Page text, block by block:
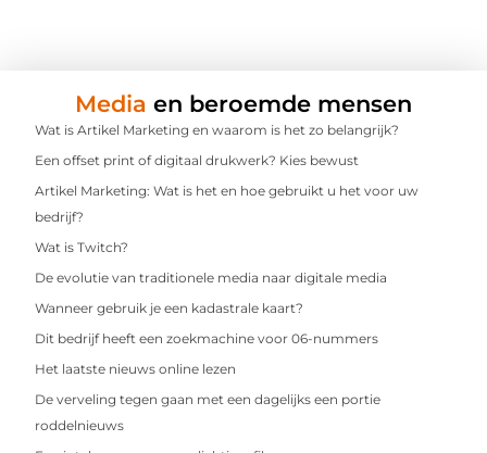
Media en beroemde mensen
Wat is Artikel Marketing en waarom is het zo belangrijk?
Een offset print of digitaal drukwerk? Kies bewust
Artikel Marketing: Wat is het en hoe gebruikt u het voor uw
bedrijf?
Wat is Twitch?
De evolutie van traditionele media naar digitale media
Wanneer gebruik je een kadastrale kaart?
Dit bedrijf heeft een zoekmachine voor 06-nummers
Het laatste nieuws online lezen
De verveling tegen gaan met een dagelijks een portie
roddelnieuws